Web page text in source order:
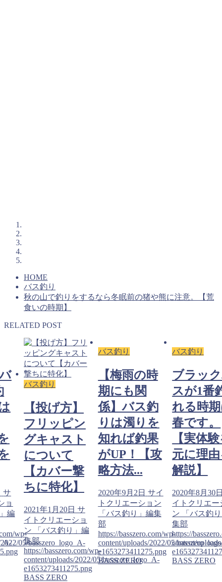
HOME
バス釣り
秋の山で釣りをするなら冬眠前の猪や熊に注意。【荒
食いの時期】
RELATED POST
サ
ョ
編
wp-
05/basszero_logo_A-
バス釣り
【投げ方】
フリッピン
グキャスト
について
【カバー撃
ちに特化】
2021年1月20日 サ
イトクリエーショ
ン 「バス釣り」編
集部
https://basszero.com/wp-
content/uploads/2022/05/basszero_logo_A-
e1653273411275.png
BASS ZERO
バス釣り
【梅雨の時
期にも関
係】バス釣
りは濁りを
知れば釣果
がUP！【攻
略方法...
2020年9月2日 サイ
トクリエーション
「バス釣り」編集
部
https://basszero.com/wp-
content/uploads/2022/05/
e1653273411275.png
BASS ZERO
バス釣り
ブラッ
スが1番
れる時
春です。
【実体
元に理
解説】
2020年8月30
イトクリエー
ン 「バス釣
集部
https://
content/
BASS ZERO